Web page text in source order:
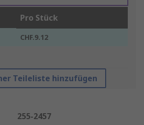
Pro Stück
CHF.9.12
Teileliste hinzufügen
255-2457